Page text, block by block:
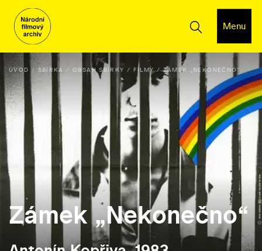
Menu
ÚVOD SBÍRKA OBSAH SBÍRKY FILMY ZÁMEK „NEKONEČNO“
Zámek „Nekonečno“